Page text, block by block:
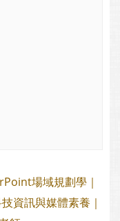
場域規劃學｜
資訊與媒體素養｜